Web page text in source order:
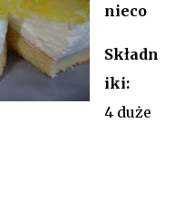
nieco
Składn
iki:
4 duże